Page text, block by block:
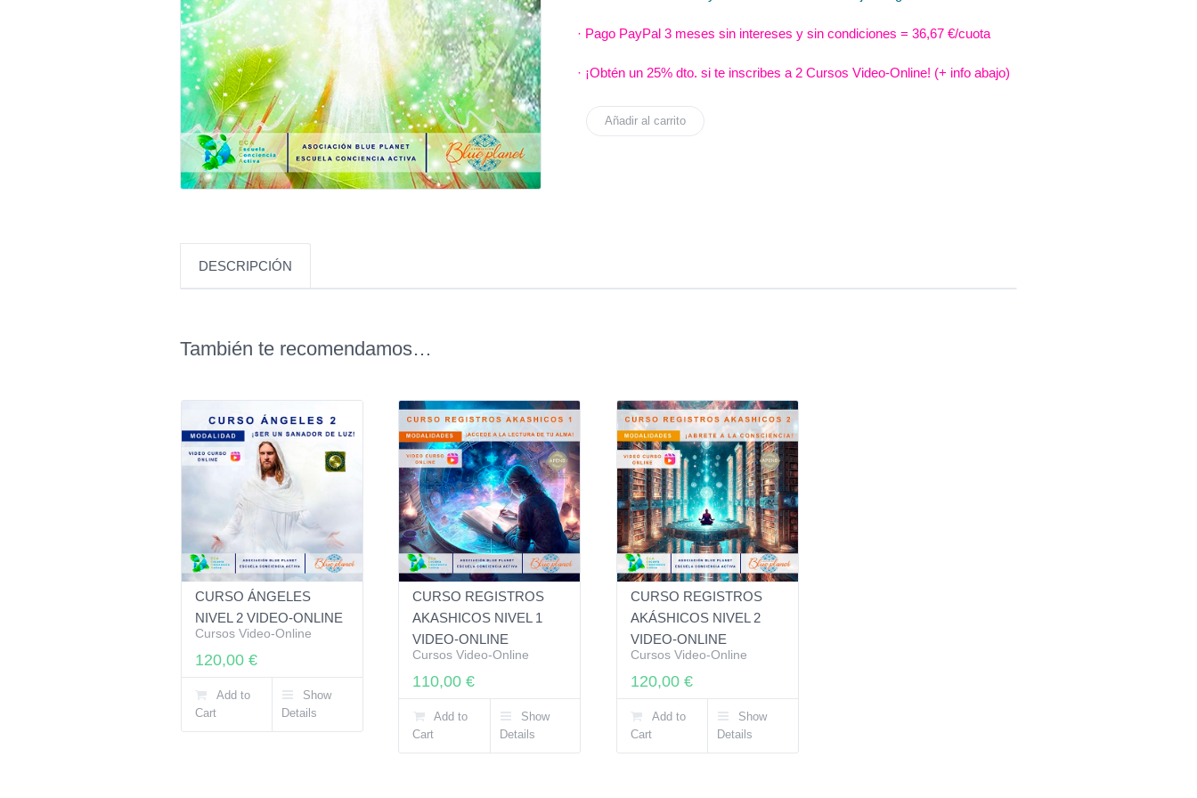
· Pago PayPal 3 meses sin intereses y sin condiciones= 36,67 €/cuota
· ¡Obtén un 25% dto. si te inscribes a 2 Cursos Video-Online! (+ info abajo)
Añadir al carrito
DESCRIPCIÓN
También te recomendamos…
CURSO ÁNGELES
NIVEL 2 VIDEO-ONLINE
Cursos Video-Online
120,00 €
Add to
Cart
Show
Details
CURSO REGISTROS
AKASHICOS NIVEL 1
VIDEO-ONLINE
Cursos Video-Online
110,00€
Add to
Cart
Show
Details
CURSO REGISTROS
AKÁSHICOS NIVEL 2
VIDEO-ONLINE
Cursos Video-Online
120,00 €
Add to
Cart
Show
Details